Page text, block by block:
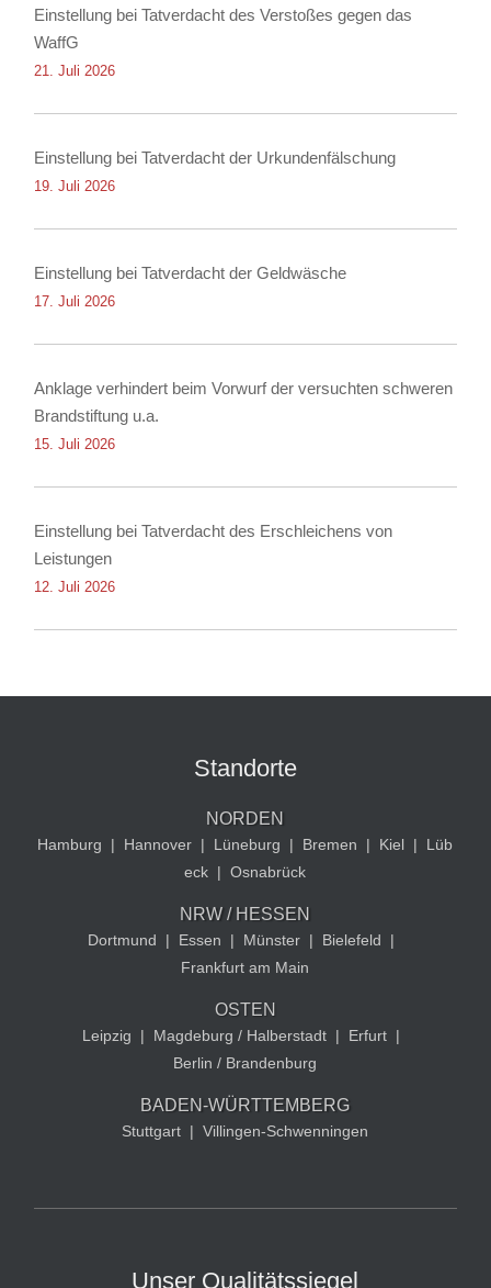
Einstellung bei Tatverdacht des Verstoßes gegen das
WaffG
21. Juli 2026
Einstellung bei Tatverdacht der Urkundenfälschung
19. Juli 2026
Einstellung bei Tatverdacht der Geldwäsche
17. Juli 2026
Anklage verhindert beim Vorwurf der versuchten schweren
Brandstiftung u.a.
15. Juli 2026
Einstellung bei Tatverdacht des Erschleichens von
Leistungen
12. Juli 2026
Standorte
NORDEN
Hamburg | Hannover | Lüneburg | Bremen | Kiel |
Lüb
eck | Osnabrück
NRW / HESSEN
Dortmund | Essen | Münster | Bielefeld
|
Frankfurt am Main
OSTEN
Leipzig | Magdeburg / Halberstadt | Erfurt |
Berlin / Brandenburg
BADEN-WÜRTTEMBERG
Stuttgart | Villingen-Schwenningen
Unser Qualitätssiegel